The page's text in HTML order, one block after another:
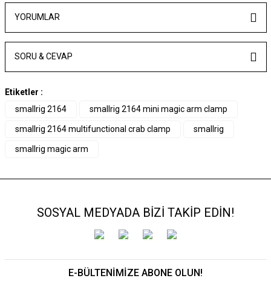
YORUMLAR
SORU & CEVAP
Etiketler :
smallrig 2164
smallrig 2164 mini magic arm clamp
smallrig 2164 multifunctional crab clamp smallrig
smallrig magic arm
SOSYAL MEDYADA BİZİ TAKİP EDİN!
E-BÜLTENİMİZE ABONE OLUN!